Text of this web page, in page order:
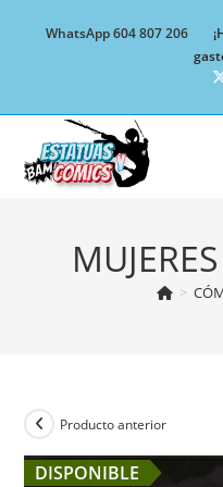
WhatsApp 604 807 206
>
Producto anterior
DISPONIBLE